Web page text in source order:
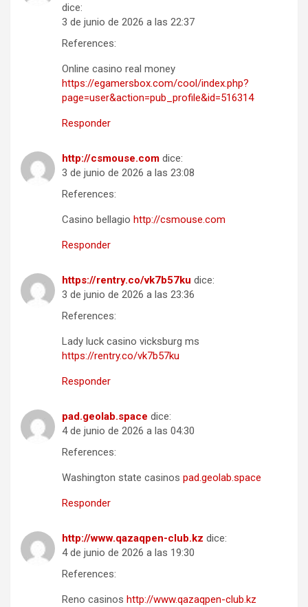
dice:
3 de junio de 2026 a las 22:37
References:
Online casino real money
https://egamersbox.com/cool/index.php?
page=user&action=pub_profile&id=516314
Responder
http://csmouse.com dice:
3 de junio de 2026 a las 23:08
References:
Casino bellagio http://csmouse.com
Responder
https://rentry.co/vk7b57ku dice:
3 de junio de 2026 a las 23:36
References:
Lady luck casino vicksburg ms
https://rentry.co/vk7b57ku
Responder
pad.geolab.space dice:
4 de junio de 2026 a las 04:30
References:
Washington state casinos pad.geolab.space
Responder
http://www.qazaqpen-club.kz dice:
4 de junio de 2026 a las 19:30
References:
Reno casinos http://www.qazaqpen-club.kz